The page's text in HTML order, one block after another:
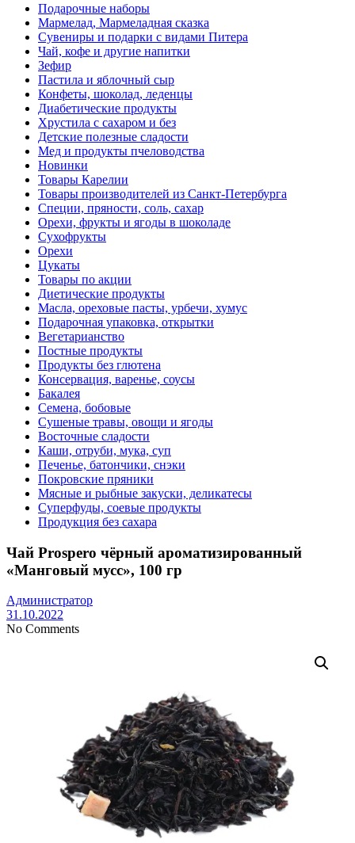
Подарочные наборы
Мармелад, Мармеладная сказка
Сувениры и подарки с видами Питера
Чай, кофе и другие напитки
Зефир
Пастила и яблочный сыр
Конфеты, шоколад, леденцы
Диабетические продукты
Хрустила с сахаром и без
Детские полезные сладости
Мед и продукты пчеловодства
Новинки
Товары Карелии
Товары производителей из Санкт-Петербурга
Специи, пряности, соль, сахар
Орехи, фрукты и ягоды в шоколаде
Сухофрукты
Орехи
Цукаты
Товары по акции
Диетические продукты
Масла, ореховые пасты, урбечи, хумус
Подарочная упаковка, открытки
Вегетарианство
Постные продукты
Продукты без глютена
Консервация, варенье, соусы
Бакалея
Семена, бобовые
Сушеные травы, овощи и ягоды
Восточные сладости
Каши, отруби, мука, суп
Печенье, батончики, снэки
Покровские пряники
Мясные и рыбные закуски, деликатесы
Суперфуды, соевые продукты
Продукция без сахара
Чай Prospero чёрный ароматизированный
«Манговый мусс», 100 гр
Администратор
31.10.2022
No Comments